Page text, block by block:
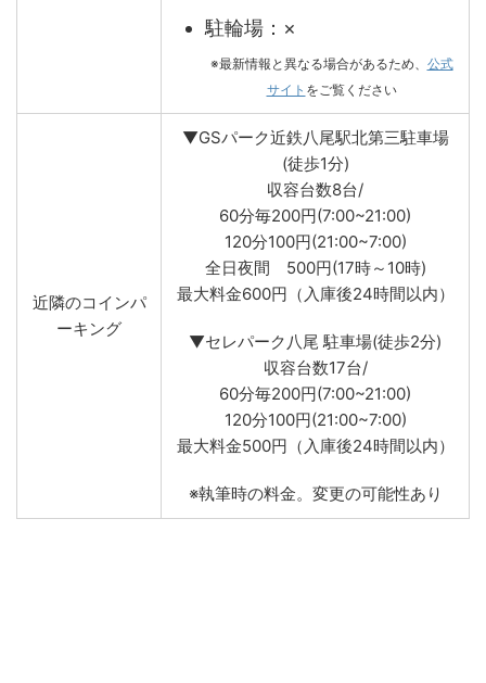
駐輪場：×
※最新情報と異なる場合があるため、 公式
サイト をご覧ください
近隣のコインパ
ーキング
▼GSパーク近鉄八尾駅北第三駐車場
(徒歩1分)
収容台数8台/
60分毎200円(7:00~21:00)
120分100円(21:00~7:00)
全日夜間 500円(17時～10時)
最大料金600円（入庫後24時間以内）
▼セレパーク八尾 駐車場(徒歩2分)
収容台数17台/
60分毎200円(7:00~21:00)
120分100円(21:00~7:00)
最大料金500円（入庫後24時間以内）
※執筆時の料金。変更の可能性あり